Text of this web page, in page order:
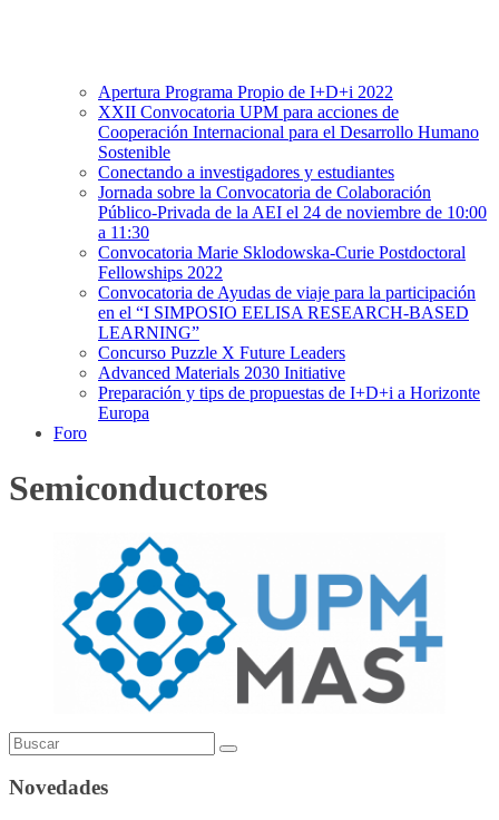
Apertura Programa Propio de I+D+i 2022
XXII Convocatoria UPM para acciones de
Cooperación Internacional para el Desarrollo Humano
Sostenible
Conectando a investigadores y estudiantes
Jornada sobre la Convocatoria de Colaboración
Público-Privada de la AEI el 24 de noviembre de 10:00
a 11:30
Convocatoria Marie Sklodowska-Curie Postdoctoral
Fellowships 2022
Convocatoria de Ayudas de viaje para la participación
en el “I SIMPOSIO EELISA RESEARCH-BASED
LEARNING”
Concurso Puzzle X Future Leaders
Advanced Materials 2030 Initiative
Preparación y tips de propuestas de I+D+i a Horizonte
Europa
Foro
Semiconductores
Novedades